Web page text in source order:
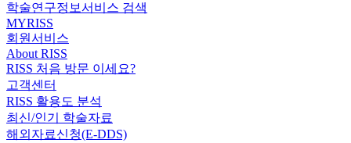
학술연구정보서비스 검색
MYRISS
회원서비스
About RISS
RISS 처음 방문 이세요?
고객센터
RISS 활용도 분석
최신/인기 학술자료
해외자료신청(E-DDS)